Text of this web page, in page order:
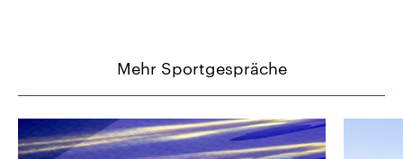
Mehr Sportgespräche